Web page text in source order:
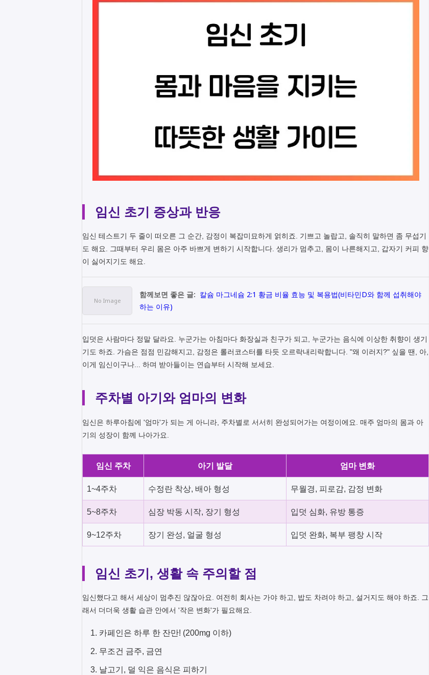
임신 초기 증상과 반응
임신 테스트기 두 줄이 떠오른 그 순간, 감정이 복잡미묘하게 얽히죠. 기쁘고 놀랍고, 솔직히 말하면 좀 무섭기
도 해요. 그때부터 우리 몸은 아주 바쁘게 변하기 시작합니다. 생리가 멈추고, 몸이 나른해지고, 갑자기 커피 향
이 싫어지기도 해요.
함께보면 좋은 글: 칼슘 마그네슘 2:1 황금 비율 효능 및 복용법(비타민D와 함께 섭취해야
하는 이유)
입덧은 사람마다 정말 달라요. 누군가는 아침마다 화장실과 친구가 되고, 누군가는 음식에 이상한 취향이 생기
기도 하죠. 가슴은 점점 민감해지고, 감정은 롤러코스터를 타듯 오르락내리락합니다. "왜 이러지?" 싶을 땐, 아,
이게 임신이구나... 하며 받아들이는 연습부터 시작해 보세요.
주차별 아기와 엄마의 변화
임신은 하루아침에 '엄마'가 되는 게 아니라, 주차별로 서서히 완성되어가는 여정이에요. 매주 엄마의 몸과 아
기의 성장이 함께 나아가요.
임신 주차 아기 발달 엄마 변화
1~4주차 수정란 착상, 배아 형성 무월경, 피로감, 감정 변화
5~8주차 심장 박동 시작, 장기 형성 입덧 심화, 유방 통증
9~12주차 장기 완성, 얼굴 형성 입덧 완화, 복부 팽창 시작
임신 초기, 생활 속 주의할 점
임신했다고 해서 세상이 멈추진 않잖아요. 여전히 회사는 가야 하고, 밥도 차려야 하고, 설거지도 해야 하죠. 그
래서 더더욱 생활 습관 안에서 '작은 변화'가 필요해요.
카페인은 하루 한 잔만! (200mg 이하)
무조건 금주, 금연
날고기, 덜 익은 음식은 피하기